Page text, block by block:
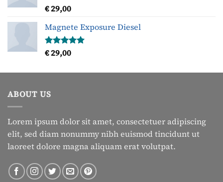
Gewaardeerd
uit 5
€29,00
Magnete Exposure Diesel
Gewaardeerd
uit 5
€29,00
ABOUT US
Lorem ipsum dolor sit amet, consectetuer adipiscing
elit, sed diam nonummy nibh euismod tincidunt ut
laoreet dolore magna aliquam erat volutpat.